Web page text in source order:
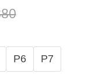
P6 P7